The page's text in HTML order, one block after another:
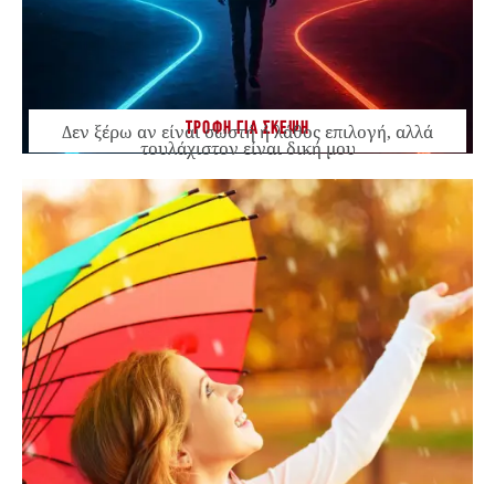
ΤΡΟΦΗ ΓΙΑ ΣΚΕΨΗ
Δεν ξέρω αν είναι σωστή ή λάθος επιλογή, αλλά
τουλάχιστον είναι δική μου